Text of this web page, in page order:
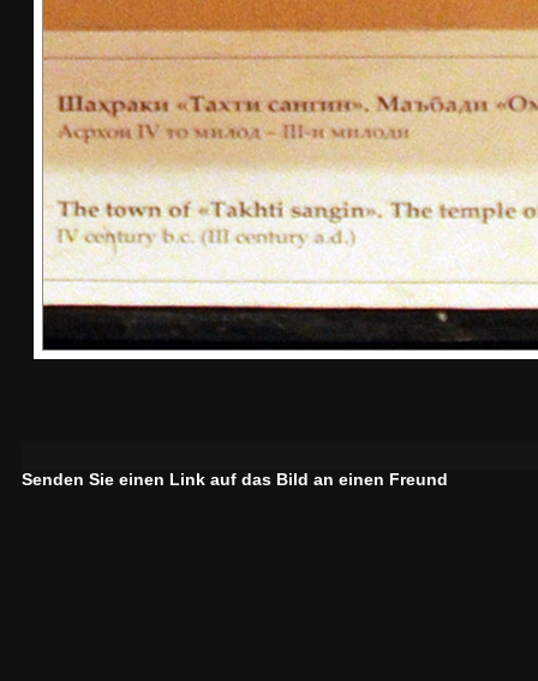
Senden Sie einen Link auf das Bild an einen Freund